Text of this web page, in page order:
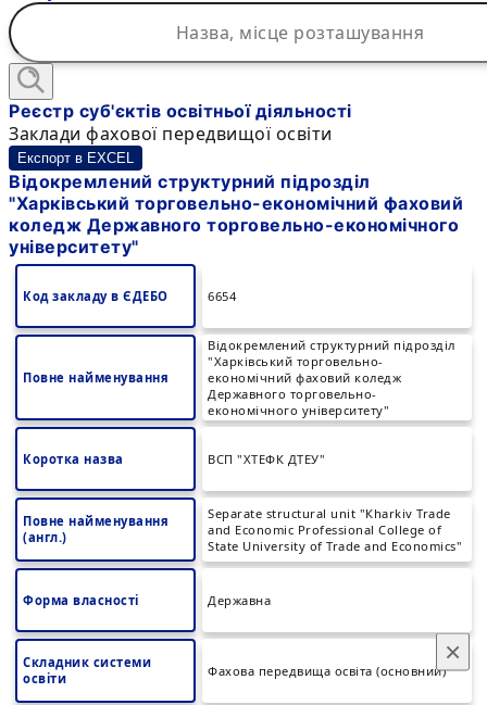
×
Реєстр суб'єктів освітньої діяльності
Заклади фахової передвищої освіти
Експорт в EXCEL
Відокремлений структурний підрозділ
"Харківський торговельно-економічний фаховий
коледж Державного торговельно-економічного
університету"
Код закладу в ЄДЕБО 6654
Повне найменування
Відокремлений структурний підрозділ
"Харківський торговельно-
економічний фаховий коледж
Державного торговельно-
економічного університету"
Коротка назва ВСП "ХТЕФК ДТЕУ"
Повне найменування
(англ.)
Separate structural unit "Кharkiv Trade
and Economic Professional College of
State University of Trade and Economics"
Форма власності Державна
Складник системи
освіти
Фахова передвища освіта (основний)